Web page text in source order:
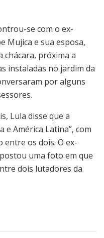
se com o ex-
Mujica e sua esposa,
chácara, próxima a
instaladas no jardim da
por alguns
Lula disse que a
e América Latina”, com
entre os dois. O ex-
uma foto em que
dois lutadores da